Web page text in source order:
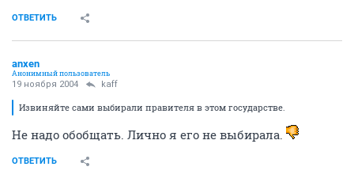
ОТВЕТИТЬ
anxen
Анонимный пользователь
19 ноября 2004 kaff
Извиняйте сами выбирали правителя в этом государстве.
Не надо обобщать. Лично я его не выбирала.
ОТВЕТИТЬ